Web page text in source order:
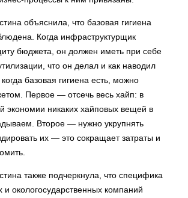
объяснила, что базовая гигиена
Когда инфраструктурщик
бюджета, он должен иметь при себе
что он делал и как наводил
базовая гигиена есть, можно
Первое — отсечь весь хайп: в
экономии никаких хайповых вещей в
Второе — нужно укрупнять
их — это сокращает затраты и
также подчеркнула, что специфика
и окологосударственных компаний